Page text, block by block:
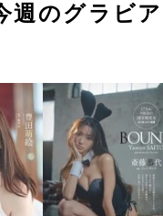
週のグラビア